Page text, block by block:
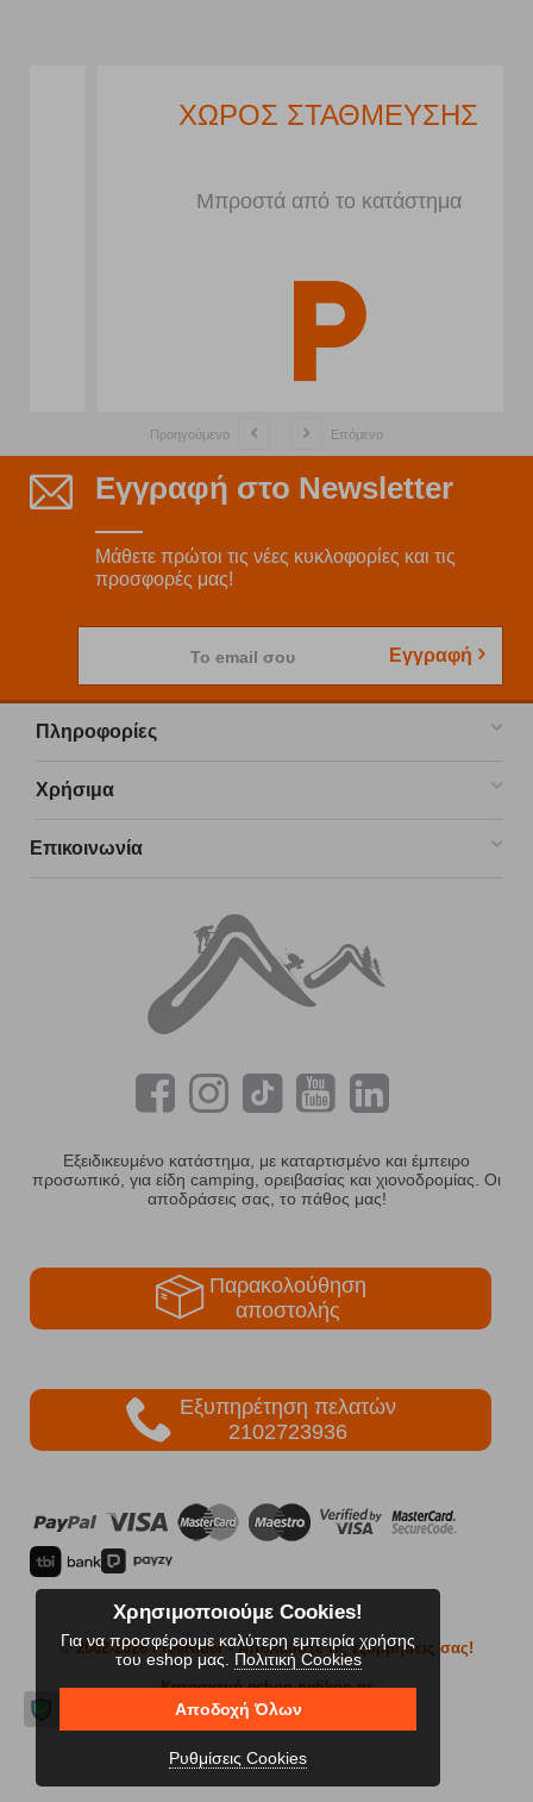
ΧΩΡΟΣ ΣΤΑΘΜΕΥΣΗΣ
Μπροστά από το κατάστημα
Προηγούμενο Επόμενο
Εγγραφή στο Newsletter
Μάθετε πρώτοι τις νέες κυκλοφορίες και τις
προσφορές μας!
Το email σου Εγγραφή
Πληροφορίες
Χρήσιμα
Επικοινωνία
Εξειδικευμένο κατάστημα, με καταρτισμένο και έμπειρο
προσωπικό, για είδη camping, ορειβασίας και χιονοδρομίας. Οι
αποδράσεις σας, το πάθος μας!
Παρακολούθηση
αποστολής
Εξυπηρέτηση πελατών
2102723936
© 2002-2026 FreeRider- Απολαύστε τις εξορμήσεις σας!
Κατασκευή eshop netikon.gr
Χρησιμοποιούμε Cookies!
Για να προσφέρουμε καλύτερη εμπειρία χρήσης
του eshop μας. Πολιτική Cookies
Αποδοχή Όλων
Ρυθμίσεις Cookies